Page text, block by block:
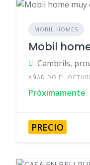
MOBIL HOMES
Mobil
Cambrils,
AÑADIDO EL
Próximamente
PRECIO